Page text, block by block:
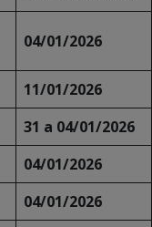
04/01/2026
11/01/2026
31 a 04/01/2026
04/01/2026
04/01/2026